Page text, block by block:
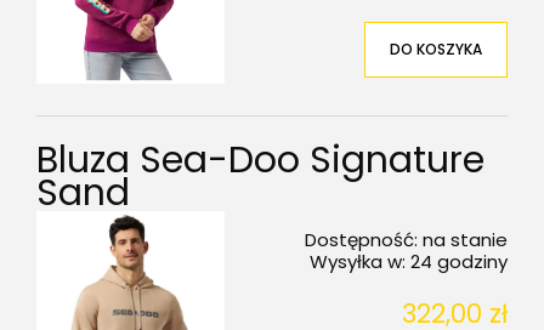
DO KOSZYKA
Bluza Sea-Doo Signature
Sand
Dostępność: na stanie
Wysyłka w: 24 godziny
322,00 zł